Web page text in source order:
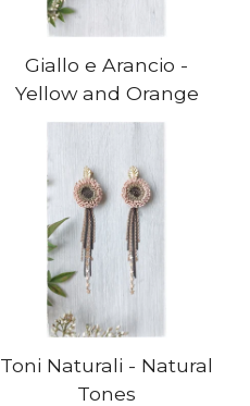
Giallo e Arancio -
Yellow and Orange
Toni Naturali - Natural
Tones